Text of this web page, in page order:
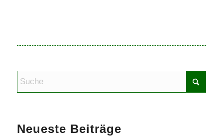
Neueste Beiträge